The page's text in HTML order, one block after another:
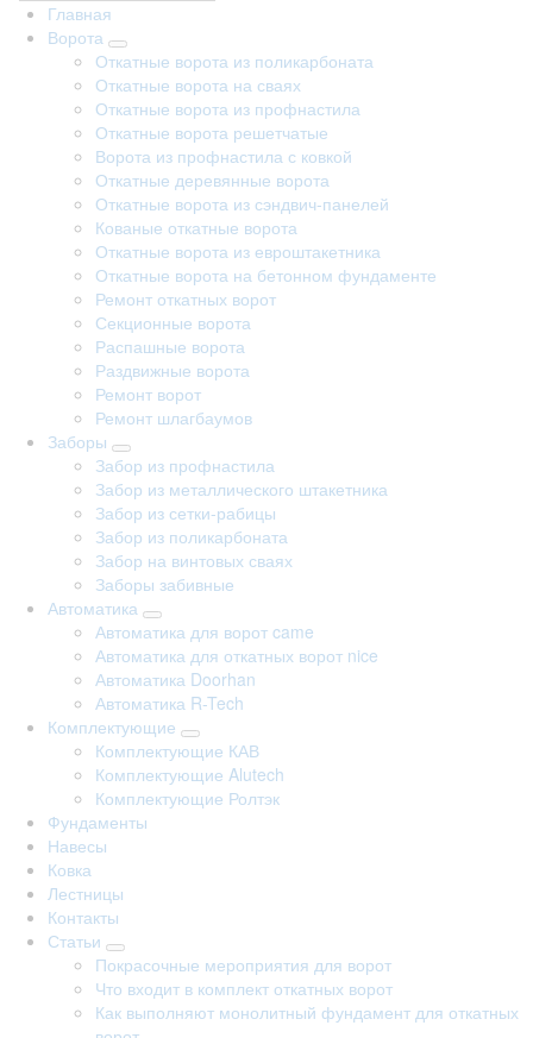
Главная
Ворота
Откатные ворота из поликарбоната
Откатные ворота на сваях
Откатные ворота из профнастила
Откатные ворота решетчатые
Ворота из профнастила с ковкой
Откатные деревянные ворота
Откатные ворота из сэндвич-панелей
Кованые откатные ворота
Откатные ворота из евроштакетника
Откатные ворота на бетонном фундаменте
Ремонт откатных ворот
Секционные ворота
Распашные ворота
Раздвижные ворота
Ремонт ворот
Ремонт шлагбаумов
Заборы
Забор из профнастила
Забор из металлического штакетника
Забор из сетки-рабицы
Забор из поликарбоната
Забор на винтовых сваях
Заборы забивные
Автоматика
Автоматика для ворот came
Автоматика для откатных ворот nice
Автоматика Doorhan
Автоматика R-Tech
Комплектующие
Комплектующие КАВ
Комплектующие Alutech
Комплектующие Ролтэк
Фундаменты
Навесы
Ковка
Лестницы
Контакты
Статьи
Покрасочные мероприятия для ворот
Что входит в комплект откатных ворот
Как выполняют монолитный фундамент для откатных